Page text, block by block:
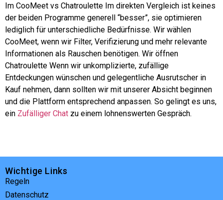
Im CooMeet vs Chatroulette Im direkten Vergleich ist keines
der beiden Programme generell “besser”, sie optimieren
lediglich für unterschiedliche Bedürfnisse. Wir wählen
CooMeet, wenn wir Filter, Verifizierung und mehr relevante
Informationen als Rauschen benötigen. Wir öffnen
Chatroulette Wenn wir unkomplizierte, zufällige
Entdeckungen wünschen und gelegentliche Ausrutscher in
Kauf nehmen, dann sollten wir mit unserer Absicht beginnen
und die Plattform entsprechend anpassen. So gelingt es uns,
ein Zufälliger Chat zu einem lohnenswerten Gespräch.
Wichtige Links
Regeln
Datenschutz